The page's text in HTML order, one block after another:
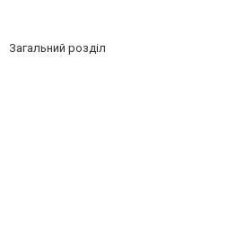
Загальний розділ